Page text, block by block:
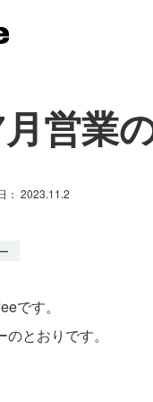
営業
： 2023.11.2
です。
とおりです。